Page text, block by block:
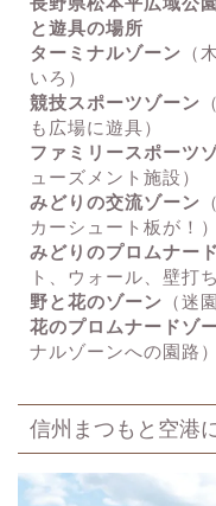
と遊具の場所
ターミナルゾーン （
いろ）
競技スポーツゾーン
も広場に遊具）
ファミリースポーツ
ューズメント施設）
みどりの交流ゾーン
カーシュート板が！）
みどりのプロムナー
ト、ウォール、壁打
野と花のゾーン （迷
花のプロムナードゾ
ナルゾーンへの園路）
信州まつもと空港